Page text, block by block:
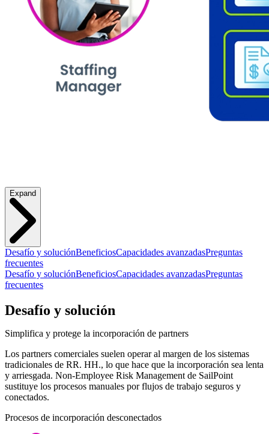
Expand
Desafío y soluciónBeneficiosCapacidades avanzadasPreguntas
frecuentes
Desafío y soluciónBeneficiosCapacidades avanzadasPreguntas
frecuentes
Desafío y solución
Simplifica y protege la incorporación de partners
Los partners comerciales suelen operar al margen de los sistemas
tradicionales de RR. HH., lo que hace que la incorporación sea lenta
y arriesgada. Non-Employee Risk Management de SailPoint
sustituye los procesos manuales por flujos de trabajo seguros y
conectados.
Procesos de incorporación desconectados